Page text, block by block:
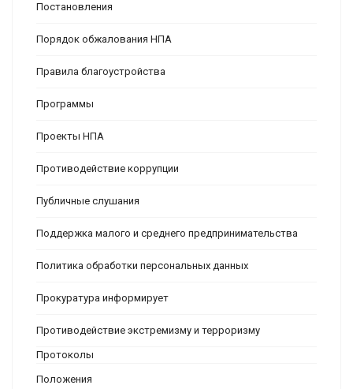
Постановления
Порядок обжалования НПА
Правила благоустройства
Программы
Проекты НПА
Противодействие коррупции
Публичные слушания
Поддержка малого и среднего предпринимательства
Политика обработки персональных данных
Прокуратура информирует
Противодействие экстремизму и терроризму
Протоколы
Положения